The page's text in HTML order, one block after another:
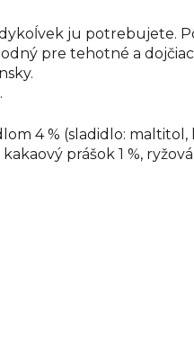
múka, instantná
citrónová, kofeín.
mastné kyseliny 1,0 g
12 g
ju potrebujete.
pre tehotné a
4 % (sladidlo: maltitol,
prášok 1 %,